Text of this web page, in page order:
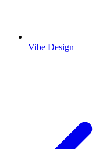
Vibe Design